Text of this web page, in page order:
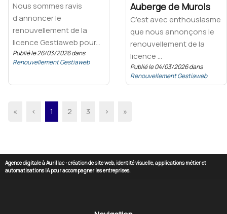
Nous sommes ravis
d’annoncer le
renouvellement de la
licence Gestiaweb pour...
Publié le 26/03/2026 dans
Renouvellement Gestiaweb
Auberge de Murols
C’est avec enthousiasme
que nous annonçons le
renouvellement de la
licence ...
Publié le 04/03/2026 dans
Renouvellement Gestiaweb
« ‹ 1 2 3 › »
Agence digitale à Aurillac : création de site web, identité visuelle, applications métier et
automatisations IA pour accompagner les entreprises.